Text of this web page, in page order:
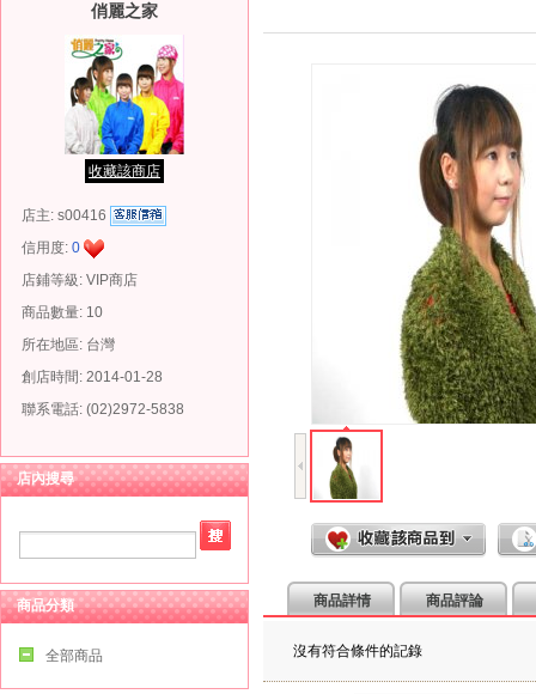
俏麗之家
收藏該商店
店主: s00416
信用度: 0
店鋪等級: VIP商店
商品數量: 10
所在地區: 台灣
創店時間: 2014-01-28
聯系電話: (02)2972-5838
店內搜尋
商品分類
全部商品
商品詳情 商品評論
沒有符合條件的記錄